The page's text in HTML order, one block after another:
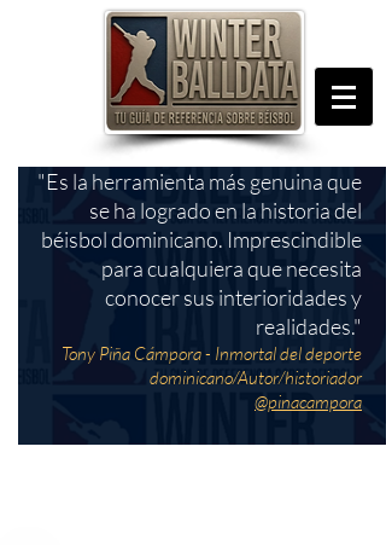
"Es la herramienta más genuina que
se ha logrado en la historia del
béisbol dominicano. Imprescindible
para cualquiera que necesita
conocer sus interioridades y
realidades."
Tony Piña Cámpora - Inmortal del deporte
dominicano/Autor/historiador
@pinacampora